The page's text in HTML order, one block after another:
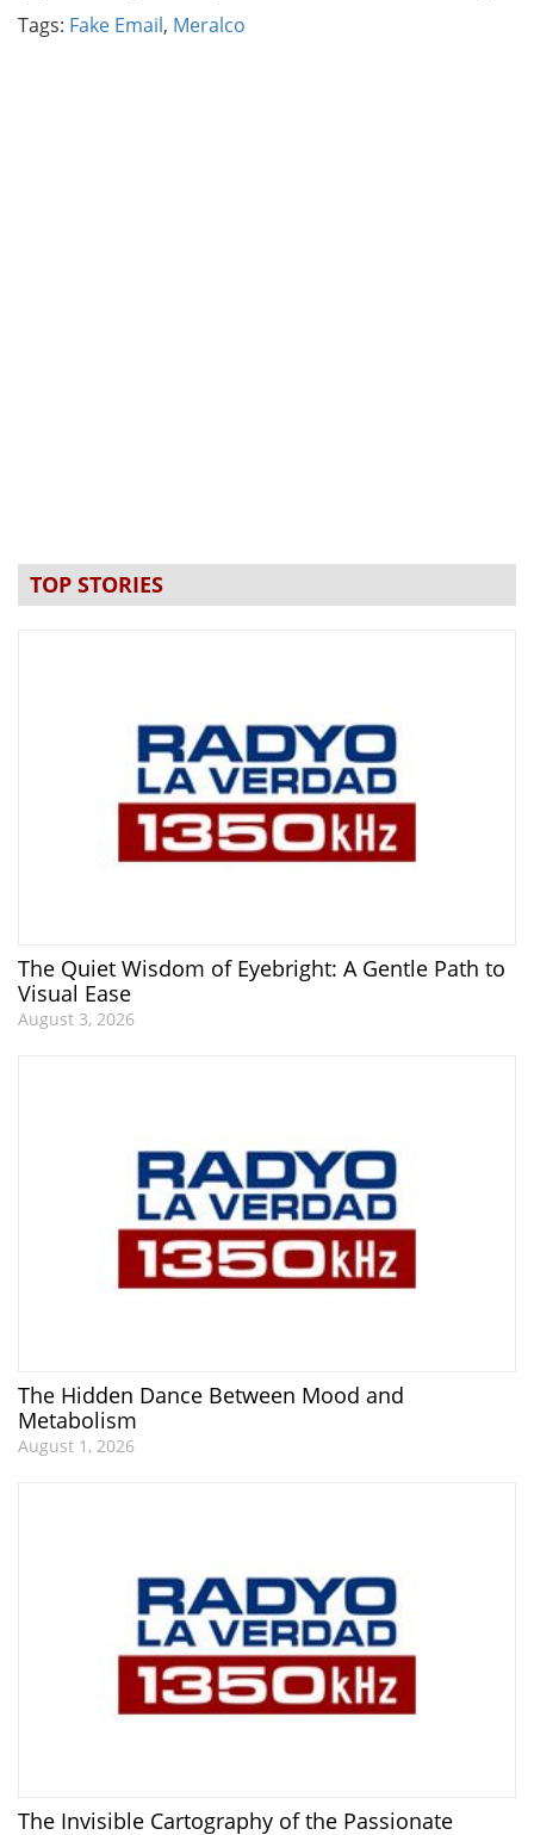
Tags: Fake Email, Meralco
TOP STORIES
The Quiet Wisdom of Eyebright: A Gentle Path to
Visual Ease
August 3, 2026
The Hidden Dance Between Mood and
Metabolism
August 1, 2026
The Invisible Cartography of the Passionate